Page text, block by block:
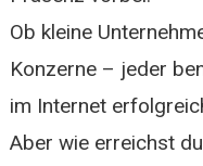
Ob kleine
Konzerne – jeder
im Internet
Aber wie erreichst